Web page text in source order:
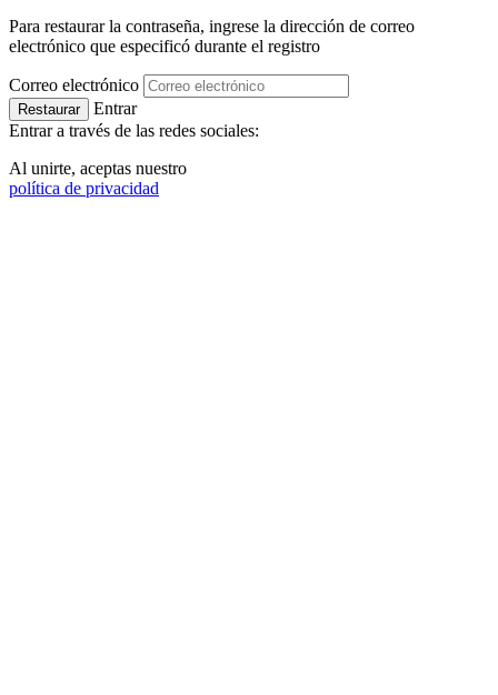
Para restaurar la contraseña, ingrese la dirección de correo
electrónico que especificó durante el registro
Correo electrónico
Restaurar
Entrar
Entrar a través de las redes sociales:
Al unirte, aceptas nuestro
política de privacidad